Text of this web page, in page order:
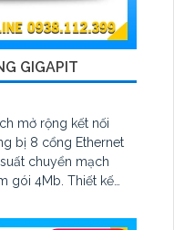
GIGAPIT
mở rộng kết nối
bị 8 cổng Ethernet
chuyển mạch
Thiết kế
phòng cửa hàng và